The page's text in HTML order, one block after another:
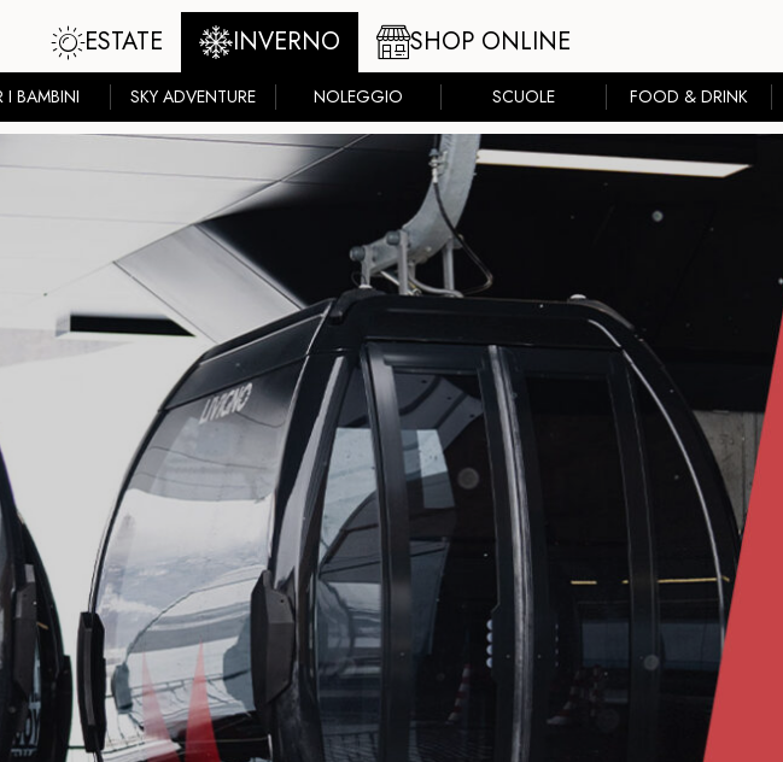
ESTATE INVERNO SHOP ONLINE
I BAMBINI SKY ADVENTURE NOLEGGIO SCUOLE FOOD & DRINK